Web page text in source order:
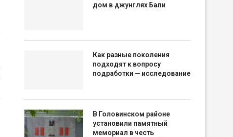
дом в джунглях Бали
Как разные поколения
подходят к вопросу
подработки — исследование
В Головинском районе
установили памятный
мемориал в честь